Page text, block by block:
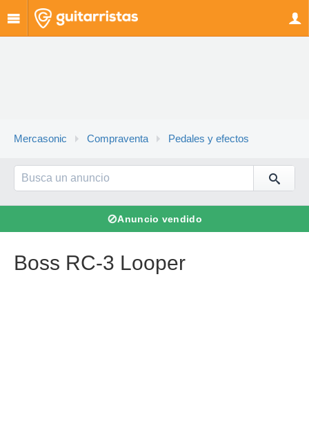
Mercasonic Compraventa Pedales y efectos
⊘Anuncio vendido
Boss RC-3 Looper